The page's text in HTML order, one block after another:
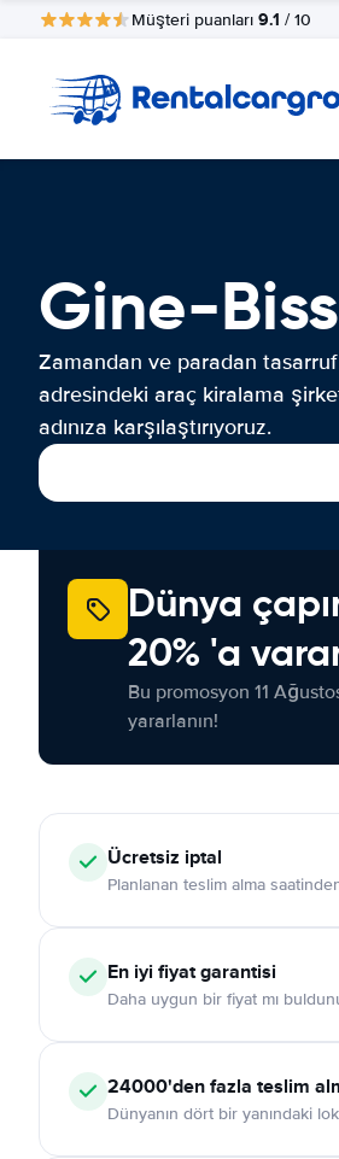
Müşteri puanları 9.1 / 10
Gine-
Zamandan ve paradan
adresindeki araç kiralama
adınıza karşılaştırıyoruz.
Dünya
20% 'a
Bu promosyon 11
yararlanın!
Ücretsiz iptal
Planlanan teslim alma
En iyi fiyat garantisi
Daha uygun bir fiyat mı
24000'den fazla teslim
Dünyanın dört bir yanındaki